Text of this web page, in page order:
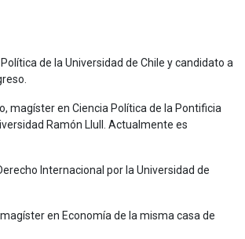
de la Universidad de Chile y candidato a
magíster en Ciencia Política de la Pontificia
Ramón Llull. Actualmente es
Internacional por la Universidad de
en Economía de la misma casa de